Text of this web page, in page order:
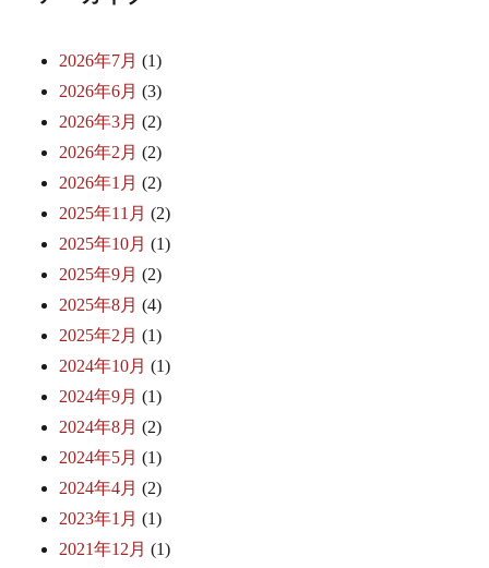
2026年7月 (1)
2026年6月 (3)
2026年3月 (2)
2026年2月 (2)
2026年1月 (2)
2025年11月 (2)
2025年10月 (1)
2025年9月 (2)
2025年8月 (4)
2025年2月 (1)
2024年10月 (1)
2024年9月 (1)
2024年8月 (2)
2024年5月 (1)
2024年4月 (2)
2023年1月 (1)
2021年12月 (1)